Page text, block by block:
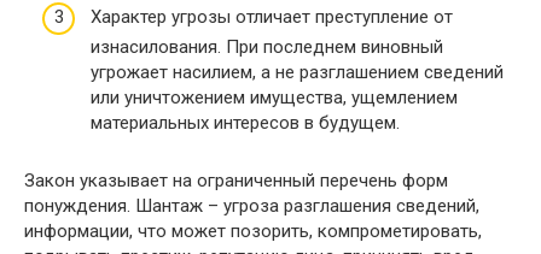
Характер угрозы отличает преступление от
изнасилования. При последнем виновный
угрожает насилием, а не разглашением сведений
или уничтожением имущества, ущемлением
материальных интересов в будущем.
Закон указывает на ограниченный перечень форм
понуждения. Шантаж – угроза разглашения сведений,
информации, что может позорить, компрометировать,